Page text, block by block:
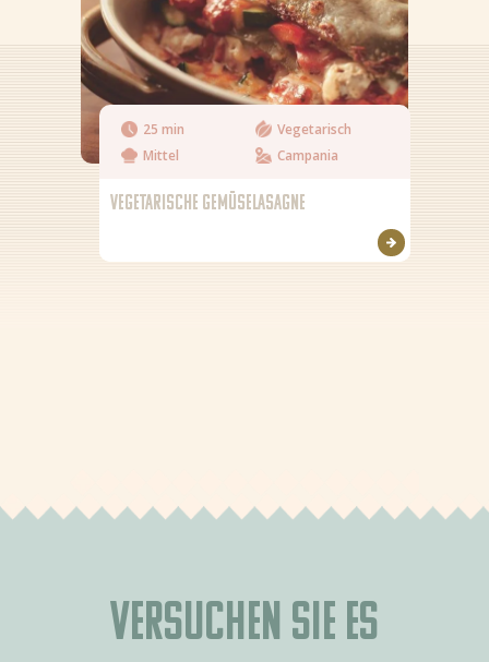
25 min
Vegetarisch
Mittel
Campania
VEGETARISCHE GEMÜSELASAGNE
Versuchen Sie es